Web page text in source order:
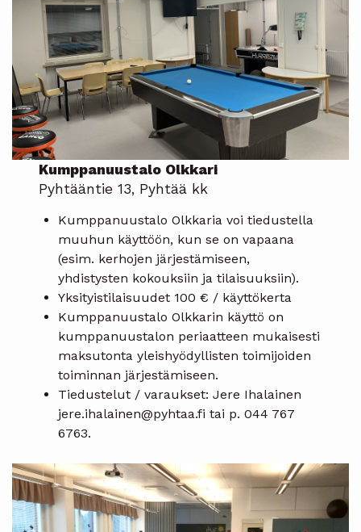
Kumppanuustalo Olkkari
Pyhtääntie 13, Pyhtää kk
Kumppanuustalo Olkkaria voi tiedustella
muuhun käyttöön, kun se on vapaana
(esim. kerhojen järjestämiseen,
yhdistysten kokouksiin ja tilaisuuksiin).
Yksityistilaisuudet 100 € / käyttökerta
Kumppanuustalo Olkkarin käyttö on
kumppanuustalon periaatteen mukaisesti
maksutonta yleishyödyllisten toimijoiden
toiminnan järjestämiseen.
Tiedustelut / varaukset: Jere Ihalainen
jere.ihalainen@pyhtaa.fi tai p. 044 767
6763.